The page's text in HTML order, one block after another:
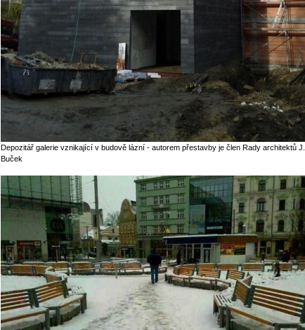
Depozitář galerie vznikající v budově lázní - autorem přestavby je člen Rady architektů J.
Buček